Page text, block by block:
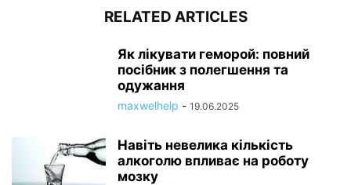
RELATED ARTICLES
Як лікувати геморой: повний
посібник з полегшення та
одужання
maxwelhelp - 19.06.2025
Навіть невелика кількість
алкоголю впливає на роботу
мозку